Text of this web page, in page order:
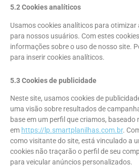
5.2 Cookies analíticos
Usamos cookies analíticos para otimizar
para nossos usuários. Com estes
informações sobre o uso de nosso site.
para inserir cookies analíticos.
5.3 Cookies de publicidade
Neste site, usamos cookies de
uma visão sobre resultados de
base em um perfil que criamos,
em https://lp.smartplanilhas.com.br.
como visitante do site, está vinculado a
cookies não traçarão o perfil de seu
para veicular anúncios personalizados.